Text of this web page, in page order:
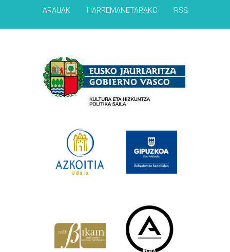
ARAUAK HARREMANETARAKO RSS